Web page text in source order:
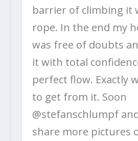
barrier of climbing it
rope. In the end my
was free of doubts
it with total
perfect flow. Exactly
to get from it. Soon
@stefanschlumpf
share more pictures